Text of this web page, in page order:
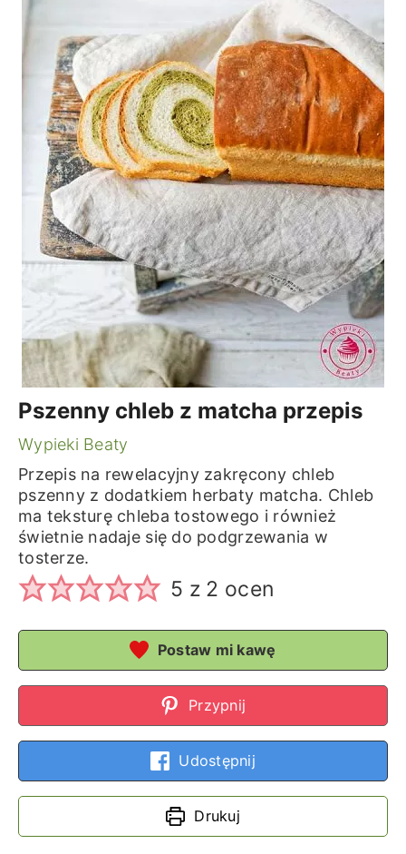
Pszenny chleb z matcha przepis
Wypieki Beaty
Przepis na rewelacyjny zakręcony chleb
pszenny z dodatkiem herbaty matcha. Chleb
ma teksturę chleba tostowego i również
świetnie nadaje się do podgrzewania w
tosterze.
5 z 2 ocen
Postaw mi kawę
Przypnij
Udostępnij
Drukuj